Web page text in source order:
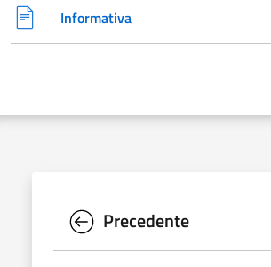
Informativa
Precedente